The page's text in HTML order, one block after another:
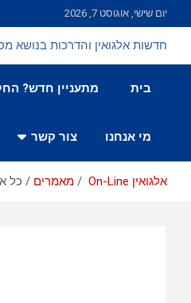
to
content
יום שישי, אוגוסט 7, 2026
חדשות אלגואין והדרכות בנושא
בית מתעניין חדש?
מי אנחנו צור קשר
אלגואין On-Line מאמרים כל